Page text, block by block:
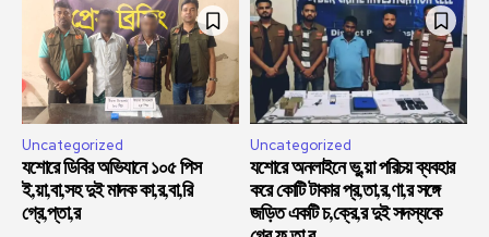
Uncategorized
যশোরে ডিবির অভিযানে ১০৫ পিস
ই,য়া,বা,সহ দুই মাদক কা,র,বা,রি
গ্রে,প্তা,র
Uncategorized
যশোরে অনলাইনে ভু,য়া পরিচয় ব্যবহার
করে কোটি টাকার প্র,তা,র,ণা,র সঙ্গে
জড়িত একটি চ,ক্রে,র দুই সদস্যকে